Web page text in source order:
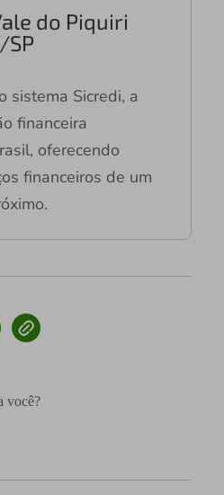
do Piquiri
SP
sistema Sicredi, a
financeira
oferecendo
financeiros de um
você?